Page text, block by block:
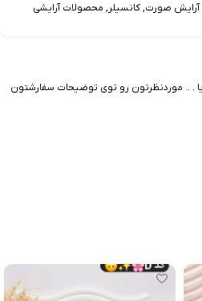
آرایش صورت, کانسیلر , محصولات آرایشی
. .. موردنظرتون رو توی توضیحات سفارشتون